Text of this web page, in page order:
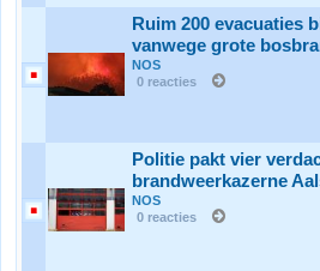
Ruim 200 evacuaties
vanwege grote
NOS
0 reacties
Politie pakt vier
brandweerkazerne
NOS
0 reacties